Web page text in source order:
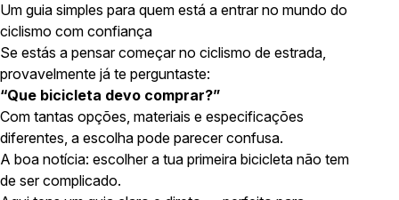
Um guia simples para quem está a entrar no mundo do
ciclismo com confiança
Se estás a pensar começar no ciclismo de estrada,
provavelmente já te perguntaste:
“Que bicicleta devo comprar?”
Com tantas opções, materiais e especificações
diferentes, a escolha pode parecer confusa.
A boa notícia: escolher a tua primeira bicicleta não tem
de ser complicado.